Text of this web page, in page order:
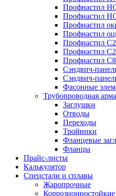
Профнастил
Профнастил
Профнастил
Профнастил
Профнастил
Профнастил
Профнастил
Сэндвич-
Сэндвич-
Фасонные
Трубопроводная
Заглушки
Отводы
Переходы
Тройники
Фланцевые
Фланцы
Прайс-листы
Калькулятор
Спецстали и сплавы
Жаропрочные
Коррозионностойкие